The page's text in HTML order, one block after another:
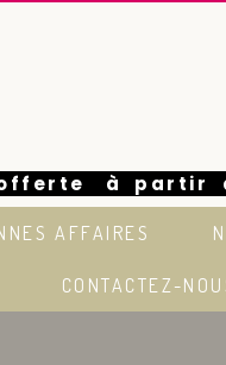
à partir
en France
AFFAIRES
CONTACTEZ-